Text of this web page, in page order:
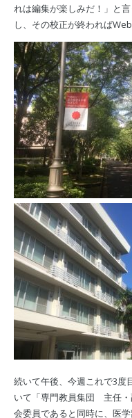
れは編集が楽しみだ！」と
し、その校正が終われば
続いて午後、今週これで3度
いて「専門教員集団 主任・
会委員であると同時に、医